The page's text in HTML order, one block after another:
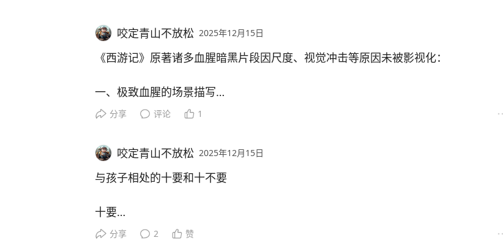
组织程序，不插手、不打听，确保梁致远的提拔过程合规、清白。
2、内心的落寞与告别：闻局长深知自己时代即将落幕。他独自待在会议室，关掉手
机，是为了享受最后一段完全属于自己的、安静的时光。他抚摸着坐了一辈子的椅
的失落感，不愿被外界打扰。
3、试探与沉稳：这也是一种心理博弈。通过“失联”，他观察梁致远在面对重大机遇时
平稳退出的准备。
梁致远送完领导后没有去叫闻局长的原因
1、读懂了领导的“无声语言”：此时的梁致远已经不再是当年那个愣头青。他理解闻局
长关机的深意——那是领导需要独处的空间。如果此时贸然闯入，不仅是打扰，更是
咬定青山不放松 2025年12月15日
《西游记》原著诸多血腥暗黑片段因尺度、视觉冲击等原因未被影视化：
一、极致血腥的场景描写
骸骨如林，人皮肉烂作泥尘，人筋缠在树上”，小妖还当众剐肉烹煮活人，连孙悟空都
被吓得魂飞魄散 。
- 沙僧的吃人过往：流沙河为妖时食人无数，将九个取经人的头颅串成项链佩戴，而
- 妖怪的残忍食性：黄袍怪血淋淋啃食活人，灵感大王专吃童男童女，白鹿精为炼药
夺取上千幼童心肝，画面直白且惊悚。
分享 评论 1
咬定青山不放松 2025年12月15日
与孩子相处的十要和十不要
十要
1. 要耐心倾听；
分享 2 赞